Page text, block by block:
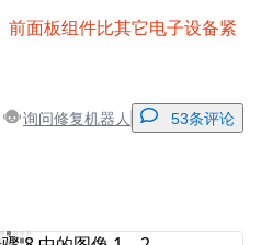
面板组件比其它电子设备紧
询问修复机器人 53条评论